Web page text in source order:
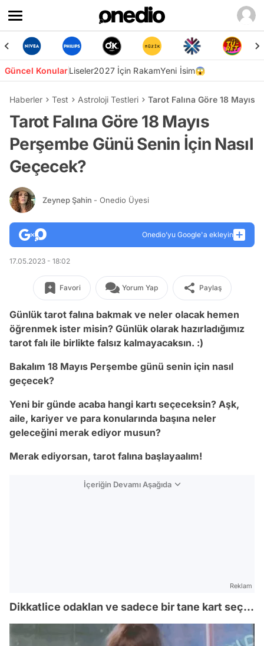
Güncel KonularLiseler2027 İçin RakamYeni İsim😱
Haberler Test Astroloji Testleri Tarot Falına Göre 18 Mayıs
Tarot Falına Göre 18 Mayıs
Perşembe Günü Senin İçin Nasıl
Geçecek?
Zeynep Şahin - Onedio Üyesi
Onedio’yu Google'a ekleyin
17.05.2023 - 18:02
Favori Yorum Yap Paylaş
Günlük tarot falına bakmak ve neler olacak hemen
öğrenmek ister misin? Günlük olarak hazırladığımız
tarot falı ile birlikte falsız kalmayacaksın. :)
Bakalım 18 Mayıs Perşembe günü senin için nasıl
geçecek?
Yeni bir günde acaba hangi kartı seçeceksin? Aşk,
aile, kariyer ve para konularında başına neler
geleceğini merak ediyor musun?
Merak ediyorsan, tarot falına başlayaalım!
İçeriğin Devamı Aşağıda
Reklam
Dikkatlice odaklan ve sadece bir tane kart seç...